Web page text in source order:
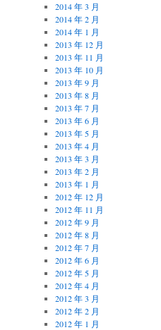
2014 年 3 月
2014 年 2 月
2014 年 1 月
2013 年 12 月
2013 年 11 月
2013 年 10 月
2013 年 9 月
2013 年 8 月
2013 年 7 月
2013 年 6 月
2013 年 5 月
2013 年 4 月
2013 年 3 月
2013 年 2 月
2013 年 1 月
2012 年 12 月
2012 年 11 月
2012 年 9 月
2012 年 8 月
2012 年 7 月
2012 年 6 月
2012 年 5 月
2012 年 4 月
2012 年 3 月
2012 年 2 月
2012 年 1 月